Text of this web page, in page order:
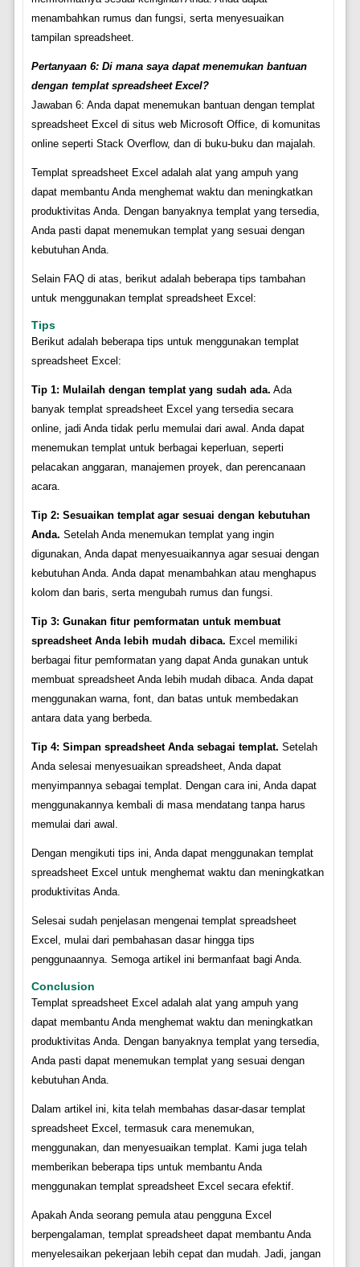
menambahkan rumus dan fungsi, serta menyesuaikan
tampilan spreadsheet.
Pertanyaan 6: Di mana saya dapat menemukan bantuan
dengan templat spreadsheet Excel?
Jawaban 6: Anda dapat menemukan bantuan dengan templat
spreadsheet Excel di situs web Microsoft Office, di komunitas
online seperti Stack Overflow, dan di buku-buku dan majalah.
Templat spreadsheet Excel adalah alat yang ampuh yang
dapat membantu Anda menghemat waktu dan meningkatkan
produktivitas Anda. Dengan banyaknya templat yang tersedia,
Anda pasti dapat menemukan templat yang sesuai dengan
kebutuhan Anda.
Selain FAQ di atas, berikut adalah beberapa tips tambahan
untuk menggunakan templat spreadsheet Excel:
Tips
Berikut adalah beberapa tips untuk menggunakan templat
spreadsheet Excel:
Tip 1: Mulailah dengan templat yang sudah ada. Ada
banyak templat spreadsheet Excel yang tersedia secara
online, jadi Anda tidak perlu memulai dari awal. Anda dapat
menemukan templat untuk berbagai keperluan, seperti
pelacakan anggaran, manajemen proyek, dan perencanaan
acara.
Tip 2: Sesuaikan templat agar sesuai dengan kebutuhan
Anda. Setelah Anda menemukan templat yang ingin
digunakan, Anda dapat menyesuaikannya agar sesuai dengan
kebutuhan Anda. Anda dapat menambahkan atau menghapus
kolom dan baris, serta mengubah rumus dan fungsi.
Tip 3: Gunakan fitur pemformatan untuk membuat
spreadsheet Anda lebih mudah dibaca. Excel memiliki
berbagai fitur pemformatan yang dapat Anda gunakan untuk
membuat spreadsheet Anda lebih mudah dibaca. Anda dapat
menggunakan warna, font, dan batas untuk membedakan
antara data yang berbeda.
Tip 4: Simpan spreadsheet Anda sebagai templat. Setelah
Anda selesai menyesuaikan spreadsheet, Anda dapat
menyimpannya sebagai templat. Dengan cara ini, Anda dapat
menggunakannya kembali di masa mendatang tanpa harus
memulai dari awal.
Dengan mengikuti tips ini, Anda dapat menggunakan templat
spreadsheet Excel untuk menghemat waktu dan meningkatkan
produktivitas Anda.
Selesai sudah penjelasan mengenai templat spreadsheet
Excel, mulai dari pembahasan dasar hingga tips
penggunaannya. Semoga artikel ini bermanfaat bagi Anda.
Conclusion
Templat spreadsheet Excel adalah alat yang ampuh yang
dapat membantu Anda menghemat waktu dan meningkatkan
produktivitas Anda. Dengan banyaknya templat yang tersedia,
Anda pasti dapat menemukan templat yang sesuai dengan
kebutuhan Anda.
Dalam artikel ini, kita telah membahas dasar-dasar templat
spreadsheet Excel, termasuk cara menemukan,
menggunakan, dan menyesuaikan templat. Kami juga telah
memberikan beberapa tips untuk membantu Anda
menggunakan templat spreadsheet Excel secara efektif.
Apakah Anda seorang pemula atau pengguna Excel
berpengalaman, templat spreadsheet dapat membantu Anda
menyelesaikan pekerjaan lebih cepat dan mudah. Jadi, jangan